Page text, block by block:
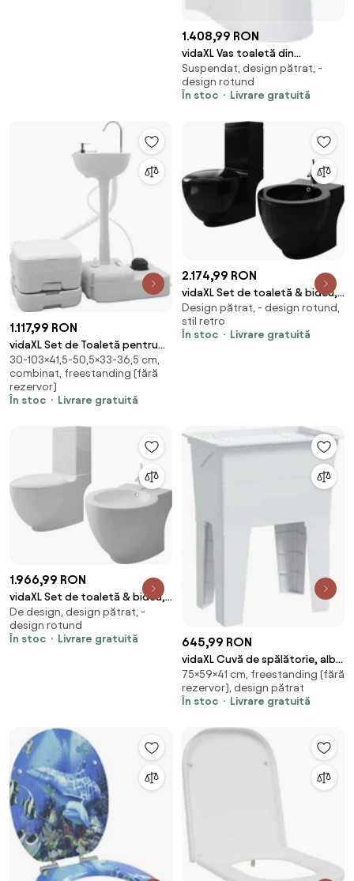
1.408,99 RON
vidaXL Vas toaletă din
ceramică, WC baie de colț, alb
Suspendat, design pătrat, -
design rotund
În stoc
Livrare gratuită
1.117,99 RON
vidaXL Set de Toaletă pentru
Camping 2 pcs Gri și alb
30-103×41,5-50,5×33-36,5 cm,
combinat, freestanding (fără
rezervor)
În stoc
Livrare gratuită
2.174,99 RON
vidaXL Set de toaletă & bideu,
negru, ceramică
Design pătrat, - design rotund,
stil retro
În stoc
Livrare gratuită
1.966,99 RON
vidaXL Set de toaletă & bideu,
alb, ceramică
De design, design pătrat, -
design rotund
În stoc
Livrare gratuită 645,99 RON
vidaXL Cuvă de spălătorie, alb,
59x41x75 cm, rășină
75×59×41 cm, freestanding (fără
rezervor), design pătrat
În stoc
Livrare gratuită